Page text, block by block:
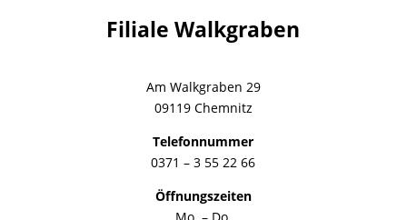
Filiale Walkgraben
Am Walkgraben 29
09119 Chemnitz
Telefonnummer
0371 – 3 55 22 66
Öffnungszeiten